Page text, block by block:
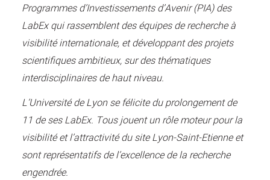
Programmes d’Investissements d’Avenir (PIA) des
LabEx qui rassemblent des équipes de recherche à
visibilité internationale, et développant des projets
scientifiques ambitieux, sur des thématiques
interdisciplinaires de haut niveau.
L’Université de Lyon se félicite du prolongement de
11 de ses LabEx. Tous jouent un rôle moteur pour la
visibilité et l’attractivité du site Lyon-Saint-Etienne et
sont représentatifs de l’excellence de la recherche
engendrée.